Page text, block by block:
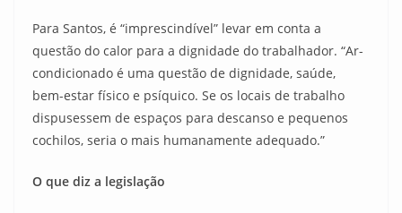
Para Santos, é “imprescindível” levar em conta a
questão do calor para a dignidade do trabalhador. “Ar-
condicionado é uma questão de dignidade, saúde,
bem-estar físico e psíquico. Se os locais de trabalho
dispusessem de espaços para descanso e pequenos
cochilos, seria o mais humanamente adequado.”
O que diz a legislação